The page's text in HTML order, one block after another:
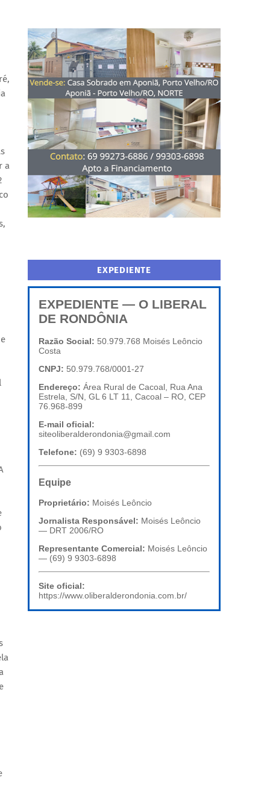
a
EXPEDIENTE
EXPEDIENTE — O LIBERAL
DE RONDÔNIA
Razão Social: 50.979.768 Moisés Leôncio
Costa
CNPJ: 50.979.768/0001-27
Endereço: Área Rural de Cacoal, Rua Ana
Estrela, S/N, GL 6 LT 11, Cacoal – RO, CEP
76.968-899
E-mail oficial:
siteoliberalderondonia@gmail.com
Telefone: (69) 9 9303-6898
Equipe
Proprietário: Moisés Leôncio
Jornalista Responsável: Moisés Leôncio
— DRT 2006/RO
Representante Comercial: Moisés Leôncio
— (69) 9 9303-6898
Site oficial:
https://www.oliberalderondonia.com.br/